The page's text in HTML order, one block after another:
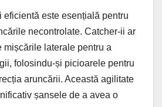
eficientă este esențială pentru
necontrolate. Catcher-ii ar
mișcările laterale pentru a
folosindu-și picioarele pentru
aruncării. Această agilitate
șansele de a avea o